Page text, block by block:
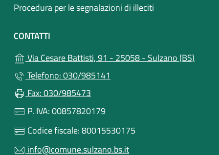
Procedura per le segnalazioni di illeciti
CONTATTI
Via Cesare Battisti, 91 - 25058 - Sulzano (BS)
Telefono: 030/985141
Fax: 030/985473
P. IVA: 00857820179
Codice fiscale: 80015530175
info@comune.sulzano.bs.it